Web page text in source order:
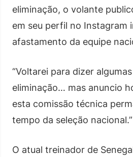
eliminação, o volante
em seu perfil no Instagram
afastamento da equipe
“Voltarei para dizer
eliminação… mas anuncio
esta comissão técnica
tempo da seleção nacional.”
O atual treinador de